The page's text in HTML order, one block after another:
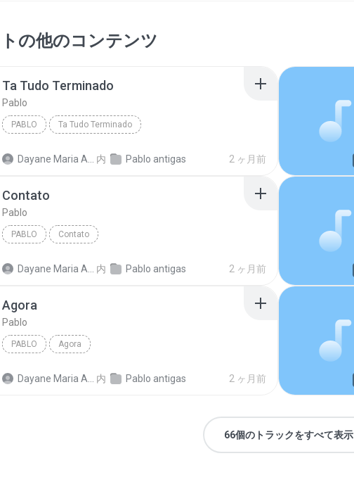
の他のコンテンツ
Ta Tudo Terminado
Pablo
PABLO Ta Tudo Terminado
Dayane Maria Almeida Sousa 内 Pablo antigas 2 ヶ月前
Contato
Pablo
PABLO Contato
Dayane Maria Almeida Sousa 内 Pablo antigas 2 ヶ月前
Agora
Pablo
PABLO Agora
Dayane Maria Almeida Sousa 内 Pablo antigas 2 ヶ月前
66個のトラックをすべて表示